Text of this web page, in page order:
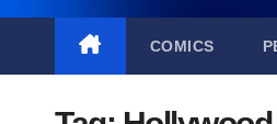
COMICS